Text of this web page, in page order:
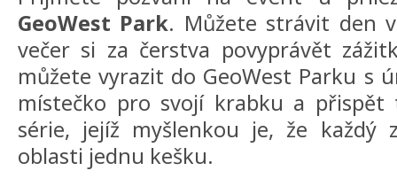
GeoWest Park. Můžete strávit den
večer si za čerstva povyprávět
můžete vyrazit do GeoWest Parku s
místečko pro svojí krabku a
série, jejíž myšlenkou je, že každý
oblasti jednu kešku.